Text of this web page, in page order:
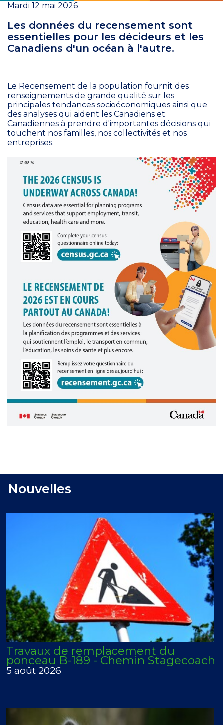
Mardi 12 mai 2026
Les données du recensement sont
essentielles pour les décideurs et les
Canadiens d'un océan à l'autre.
Le Recensement de la population fournit des
renseignements de grande qualité sur les
principales tendances socioéconomiques ainsi que
des analyses qui aident les Canadiens et
Canadiennes à prendre d'importantes décisions qui
touchent nos familles, nos collectivités et nos
entreprises.
Nouvelles
Travaux de remplacement du
ponceau B-189 - Chemin Stagecoach
5 août 2026